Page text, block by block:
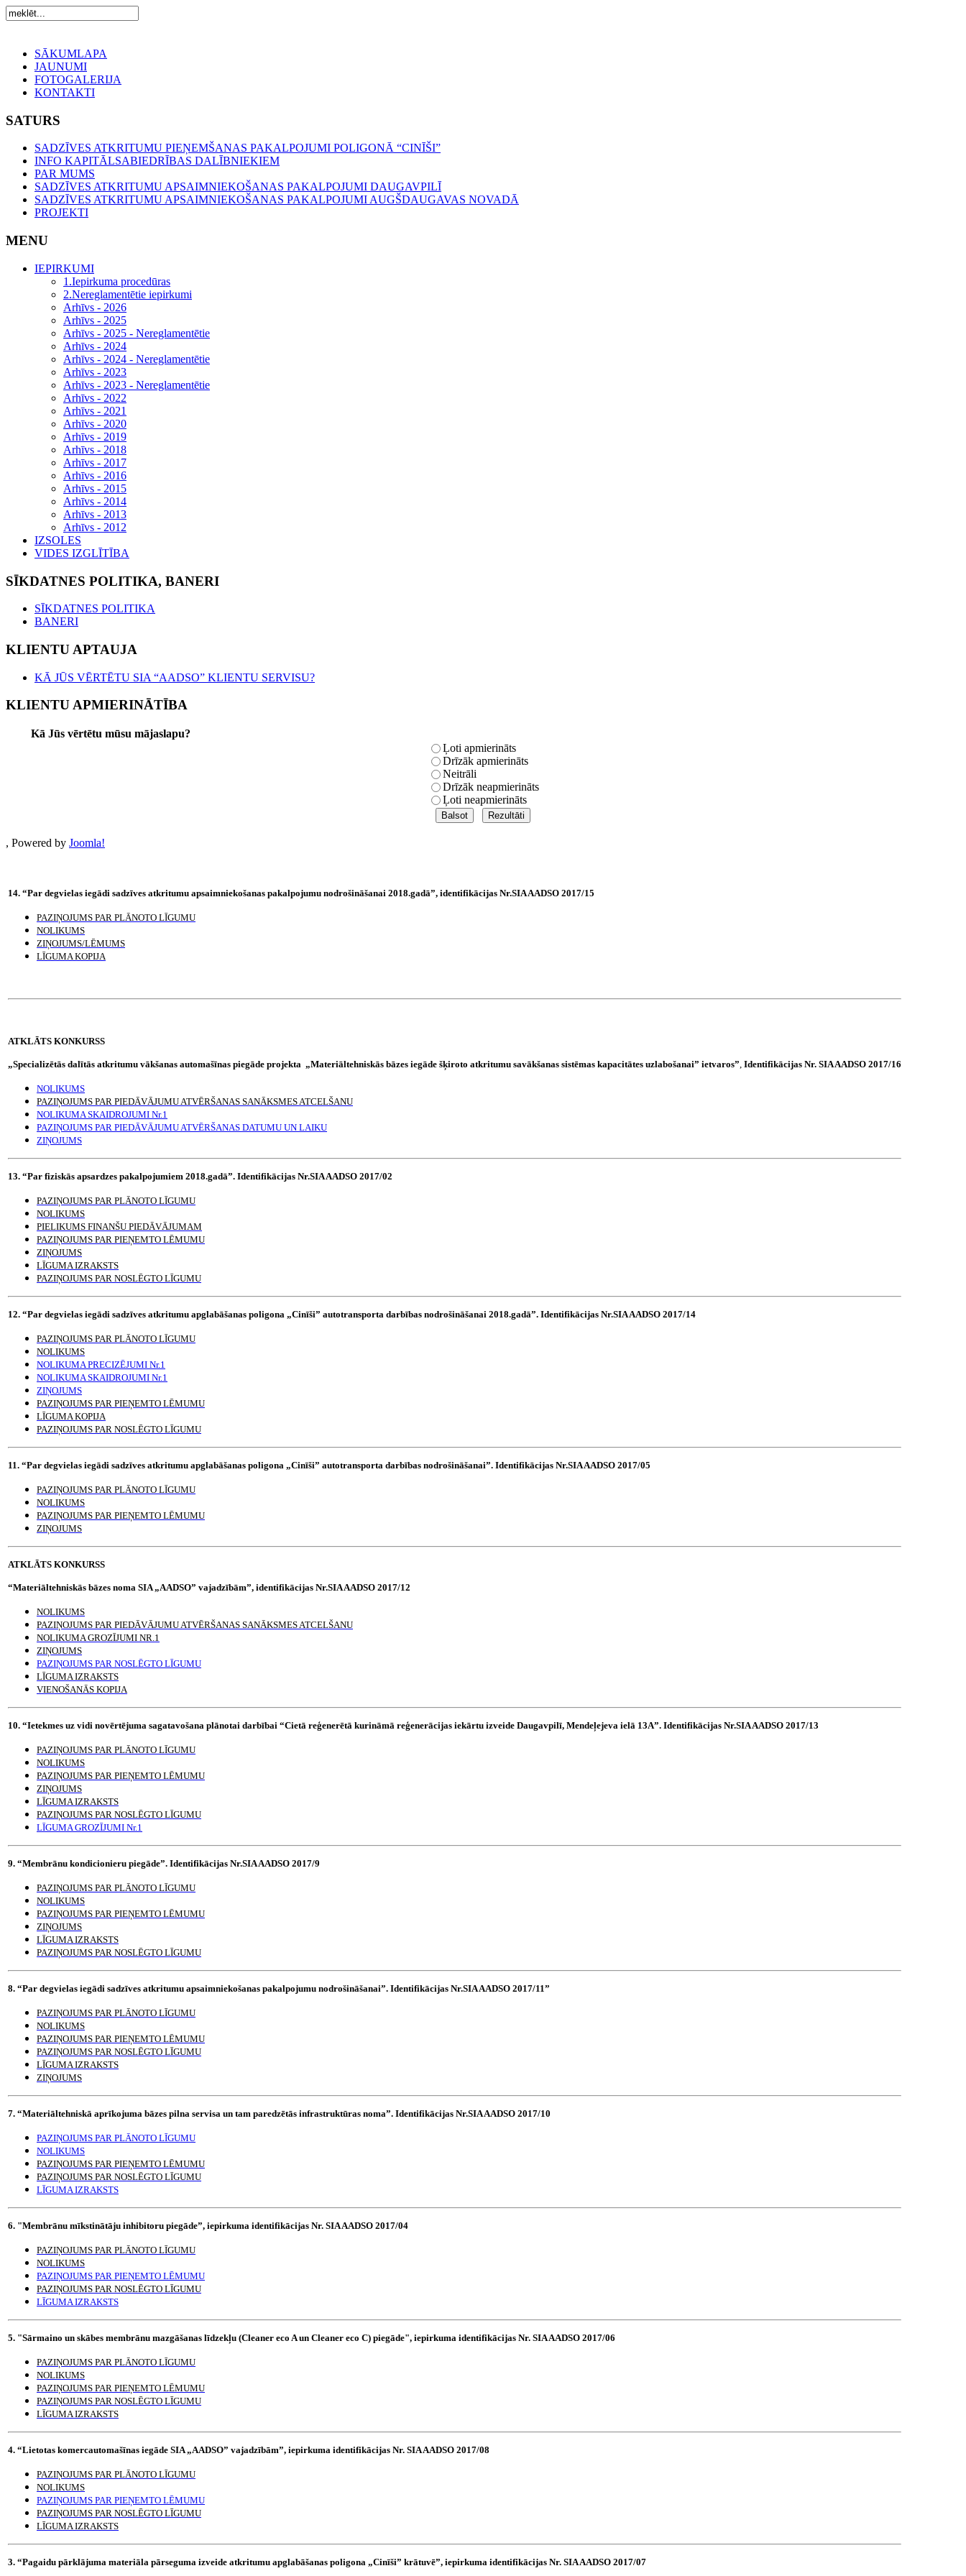
SĀKUMLAPA
JAUNUMI
FOTOGALERIJA
KONTAKTI
SATURS
SADZĪVES ATKRITUMU PIEŅEMŠANAS PAKALPOJUMI POLIGONĀ “CINĪŠI”
INFO KAPITĀLSABIEDRĪBAS DALĪBNIEKIEM
PAR MUMS
SADZĪVES ATKRITUMU APSAIMNIEKOŠANAS PAKALPOJUMI DAUGAVPILĪ
SADZĪVES ATKRITUMU APSAIMNIEKOŠANAS PAKALPOJUMI AUGŠDAUGAVAS NOVADĀ
PROJEKTI
MENU
IEPIRKUMI
1.Iepirkuma procedūras
2.Nereglamentētie iepirkumi
Arhīvs - 2026
Arhīvs - 2025
Arhīvs - 2025 - Nereglamentētie
Arhīvs - 2024
Arhīvs - 2024 - Nereglamentētie
Arhīvs - 2023
Arhīvs - 2023 - Nereglamentētie
Arhīvs - 2022
Arhīvs - 2021
Arhīvs - 2020
Arhīvs - 2019
Arhīvs - 2018
Arhīvs - 2017
Arhīvs - 2016
Arhīvs - 2015
Arhīvs - 2014
Arhīvs - 2013
Arhīvs - 2012
IZSOLES
VIDES IZGLĪTĪBA
SĪKDATNES POLITIKA, BANERI
SĪKDATNES POLITIKA
BANERI
KLIENTU APTAUJA
KĀ JŪS VĒRTĒTU SIA “AADSO” KLIENTU SERVISU?
KLIENTU APMIERINĀTĪBA
Kā Jūs vērtētu mūsu mājaslapu?
Ļoti apmierināts
Drīzāk apmierināts
Neitrāli
Drīzāk neapmierināts
Ļoti neapmierināts
, Powered by Joomla!
14. “Par degvielas iegādi sadzīves atkritumu apsaimniekošanas pakalpojumu nodrošināšanai 2018.gadā”, identifikācijas Nr.SIA AADSO 2017/15
PAZIŅOJUMS PAR PLĀNOTO LĪGUMU
NOLIKUMS
ZIŅOJUMS/LĒMUMS
LĪGUMA KOPIJA
ATKLĀTS KONKURSS
„Specializētās dalītās atkritumu vākšanas automašīnas piegāde projekta „Materiāltehniskās bāzes iegāde šķiroto atkritumu savākšanas sistēmas kapacitātes uzlabošanai” ietvaros”, Identifikācijas Nr. SIA AADSO 2017/16
NOLIKUMS
PAZIŅOJUMS PAR PIEDĀVĀJUMU ATVĒRŠANAS SANĀKSMES ATCELŠANU
NOLIKUMA SKAIDROJUMI Nr.1
PAZIŅOJUMS PAR PIEDĀVĀJUMU ATVĒRŠANAS DATUMU UN LAIKU
ZIŅOJUMS
13. “Par fiziskās apsardzes pakalpojumiem 2018.gadā”. Identifikācijas Nr.SIA AADSO 2017/02
PAZIŅOJUMS PAR PLĀNOTO LĪGUMU
NOLIKUMS
PIELIKUMS FINANŠU PIEDĀVĀJUMAM
PAZIŅOJUMS PAR PIEŅEMTO LĒMUMU
ZIŅOJUMS
LĪGUMA IZRAKSTS
PAZIŅOJUMS PAR NOSLĒGTO LĪGUMU
12. “Par degvielas iegādi sadzīves atkritumu apglabāšanas poligona „Cinīši” autotransporta darbības nodrošināšanai 2018.gadā”. Identifikācijas Nr.SIA AADSO 2017/14
PAZIŅOJUMS PAR PLĀNOTO LĪGUMU
NOLIKUMS
NOLIKUMA PRECIZĒJUMI Nr.1
NOLIKUMA SKAIDROJUMI Nr.1
ZIŅOJUMS
PAZIŅOJUMS PAR PIEŅEMTO LĒMUMU
LĪGUMA KOPIJA
PAZIŅOJUMS PAR NOSLĒGTO LĪGUMU
11. “Par degvielas iegādi sadzīves atkritumu apglabāšanas poligona „Cinīši” autotransporta darbības nodrošināšanai”. Identifikācijas Nr.SIA AADSO 2017/05
PAZIŅOJUMS PAR PLĀNOTO LĪGUMU
NOLIKUMS
PAZIŅOJUMS PAR PIEŅEMTO LĒMUMU
ZIŅOJUMS
ATKLĀTS KONKURSS
“Materiāltehniskās bāzes noma SIA „AADSO” vajadzībām”, identifikācijas Nr.SIA AADSO 2017/12
NOLIKUMS
PAZIŅOJUMS PAR PIEDĀVĀJUMU ATVĒRŠANAS SANĀKSMES ATCELŠANU
NOLIKUMA GROZĪJUMI NR.1
ZIŅOJUMS
PAZIŅOJUMS PAR NOSLĒGTO LĪGUMU
LĪGUMA IZRAKSTS
VIENOŠANĀS KOPIJA
10. “Ietekmes uz vidi novērtējuma sagatavošana plānotai darbībai “Cietā reģenerētā kurināmā reģenerācijas iekārtu izveide Daugavpilī, Mendeļejeva ielā 13A”. Identifikācijas Nr.SIA AADSO 2017/13
PAZIŅOJUMS PAR PLĀNOTO LĪGUMU
NOLIKUMS
PAZIŅOJUMS PAR PIEŅEMTO LĒMUMU
ZIŅOJUMS
LĪGUMA IZRAKSTS
PAZIŅOJUMS PAR NOSLĒGTO LĪGUMU
LĪGUMA GROZĪJUMI Nr.1
9. “Membrānu kondicionieru piegāde”. Identifikācijas Nr.SIA AADSO 2017/9
PAZIŅOJUMS PAR PLĀNOTO LĪGUMU
NOLIKUMS
PAZIŅOJUMS PAR PIEŅEMTO LĒMUMU
ZIŅOJUMS
LĪGUMA IZRAKSTS
PAZIŅOJUMS PAR NOSLĒGTO LĪGUMU
8. “Par degvielas iegādi sadzīves atkritumu apsaimniekošanas pakalpojumu nodrošināšanai”. Identifikācijas Nr.SIA AADSO 2017/11”
PAZIŅOJUMS PAR PLĀNOTO LĪGUMU
NOLIKUMS
PAZIŅOJUMS PAR PIEŅEMTO LĒMUMU
PAZIŅOJUMS PAR NOSLĒGTO LĪGUMU
LĪGUMA IZRAKSTS
ZIŅOJUMS
7. “Materiāltehniskā aprīkojuma bāzes pilna servisa un tam paredzētās infrastruktūras noma”. Identifikācijas Nr.SIA AADSO 2017/10
PAZIŅOJUMS PAR PLĀNOTO LĪGUMU
NOLIKUMS
PAZIŅOJUMS PAR PIEŅEMTO LĒMUMU
PAZIŅOJUMS PAR NOSLĒGTO LĪGUMU
LĪGUMA IZRAKSTS
6. "Membrānu mīkstinātāju inhibitoru piegāde”, iepirkuma identifikācijas Nr. SIA AADSO 2017/04
PAZIŅOJUMS PAR PLĀNOTO LĪGUMU
NOLIKUMS
PAZIŅOJUMS PAR PIEŅEMTO LĒMUMU
PAZIŅOJUMS PAR NOSLĒGTO LĪGUMU
LĪGUMA IZRAKSTS
5. "Sārmaino un skābes membrānu mazgāšanas līdzekļu (Cleaner eco A un Cleaner eco C) piegāde", iepirkuma identifikācijas Nr. SIA AADSO 2017/06
PAZIŅOJUMS PAR PLĀNOTO LĪGUMU
NOLIKUMS
PAZIŅOJUMS PAR PIEŅEMTO LĒMUMU
PAZIŅOJUMS PAR NOSLĒGTO LĪGUMU
LĪGUMA IZRAKSTS
4. “Lietotas komercautomašīnas iegāde SIA „AADSO” vajadzībām”, iepirkuma identifikācijas Nr. SIA AADSO 2017/08
PAZIŅOJUMS PAR PLĀNOTO LĪGUMU
NOLIKUMS
PAZIŅOJUMS PAR PIEŅEMTO LĒMUMU
PAZIŅOJUMS PAR NOSLĒGTO LĪGUMU
LĪGUMA IZRAKSTS
3. “Pagaidu pārklājuma materiāla pārseguma izveide atkritumu apglabāšanas poligona „Cinīši” krātuvē”, iepirkuma identifikācijas Nr. SIA AADSO 2017/07